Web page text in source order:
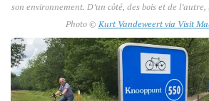
son environnement. D’un côté, des bois et de
Photo © Kurt Vandeweert via Visit